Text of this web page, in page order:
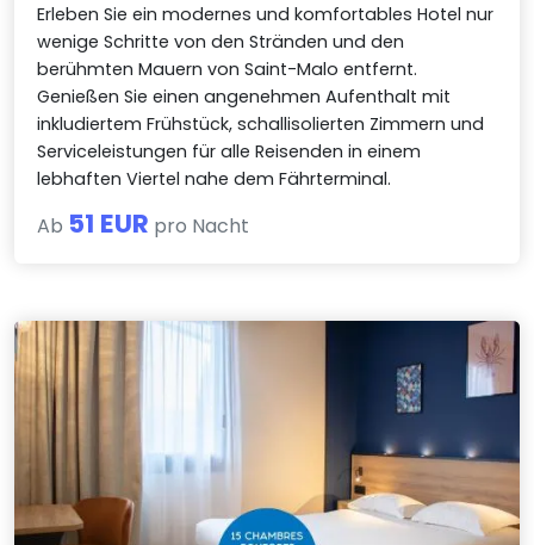
Erleben Sie ein modernes und komfortables Hotel nur
wenige Schritte von den Stränden und den
berühmten Mauern von Saint-Malo entfernt.
Genießen Sie einen angenehmen Aufenthalt mit
inkludiertem Frühstück, schallisolierten Zimmern und
Serviceleistungen für alle Reisenden in einem
lebhaften Viertel nahe dem Fährterminal.
Ab 51 EUR pro Nacht